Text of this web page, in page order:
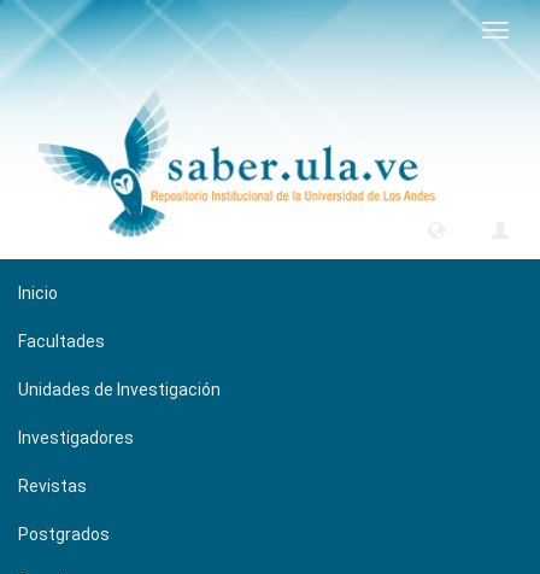
Inicio
Facultades
Unidades de Investigación
Investigadores
Revistas
Postgrados